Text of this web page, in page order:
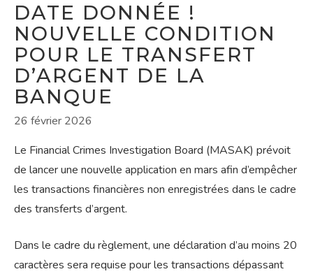
DATE DONNÉE !
NOUVELLE CONDITION
POUR LE TRANSFERT
D’ARGENT DE LA
BANQUE
26 février 2026
Le Financial Crimes Investigation Board (MASAK) prévoit
de lancer une nouvelle application en mars afin d’empêcher
les transactions financières non enregistrées dans le cadre
des transferts d’argent.
Dans le cadre du règlement, une déclaration d’au moins 20
caractères sera requise pour les transactions dépassant